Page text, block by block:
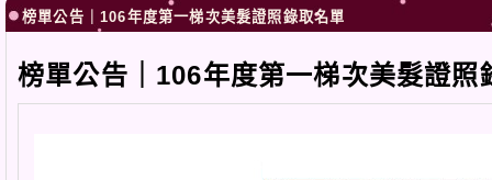
榜單公告｜106年度第一梯次美髮證照錄取名單
榜單公告｜106年度第一梯次美髮證照